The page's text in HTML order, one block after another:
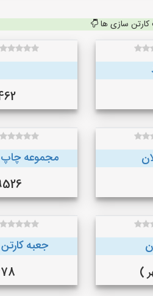
کارتن سازی ها
مجموعه
جعبه